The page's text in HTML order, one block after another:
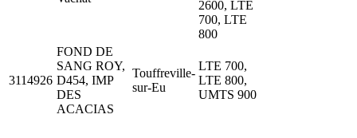
2600, LTE
700, LTE
800
3114926
FOND DE
SANG ROY,
D454, IMP
DES
ACACIAS
Touffreville-
sur-Eu
LTE 700,
LTE 800,
UMTS 900